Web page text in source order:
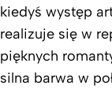
kiedyś występ
realizuje się w
pięknych
silna barwa w